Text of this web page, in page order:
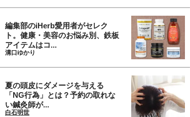
編集部のiHerb愛用者がセレク
ト。健康・美容のお悩み別、鉄板
アイテムはコ...
溝口ゆかり
夏の頭皮にダメージを与える
「NG行為」とは？予約の取れな
い鍼灸師が...
白石明世